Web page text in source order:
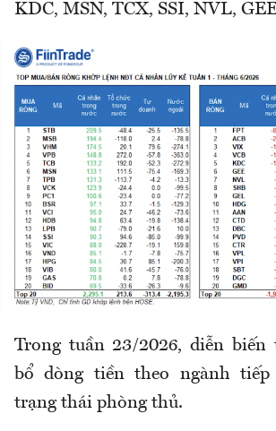
KDC, MSN, TCX, SSI, NVL,
Trong tuần 23/2026, diễn biến
bổ dòng tiền theo ngành
trạng thái phòng thủ.